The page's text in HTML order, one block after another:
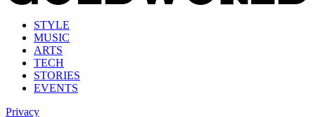
STYLE
MUSIC
ARTS
TECH
STORIES
EVENTS
Privacy